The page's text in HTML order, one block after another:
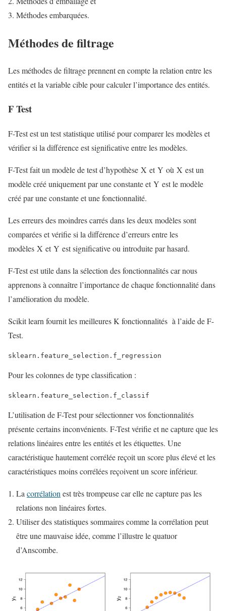
Méthodes embarquées.
Méthodes de filtrage
Les méthodes de filtrage prennent en compte la relation entre les
entités et la variable cible pour calculer l’importance des entités.
F Test
F-Test est un test statistique utilisé pour comparer les modèles et
vérifier si la différence est significative entre les modèles.
F-Test fait un modèle de test d’hypothèse X et Y où X est un
modèle créé uniquement par une constante et Y est le modèle
créé par une constante et une fonctionnalité.
Les erreurs des moindres carrés dans les deux modèles sont
comparées et vérifie si la différence d’erreurs entre les
modèles X et Y est significative ou introduite par hasard.
F-Test est utile dans la sélection des fonctionnalités car nous
apprenons à connaître l’importance de chaque fonctionnalité dans
l’amélioration du modèle.
Scikit learn fournit les meilleures K fonctionnalités à l’aide de F-
Test.
sklearn.feature_selection.f_regression
Pour les colonnes de type classification :
sklearn.feature_selection.f_classif
L’utilisation de F-Test pour sélectionner vos fonctionnalités
présente certains inconvénients. F-Test vérifie et ne capture que les
relations linéaires entre les entités et les étiquettes. Une
caractéristique hautement corrélée reçoit un score plus élevé et les
caractéristiques moins corrélées reçoivent un score inférieur.
La corrélation est très trompeuse car elle ne capture pas les
relations non linéaires fortes.
Utiliser des statistiques sommaires comme la corrélation peut
être une mauvaise idée, comme l’illustre le quatuor
d’Anscombe.